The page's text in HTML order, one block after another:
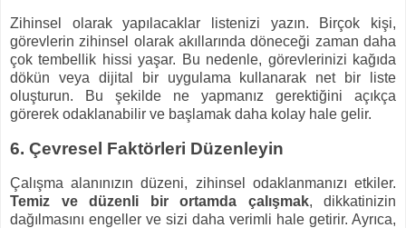
Zihinsel olarak yapılacaklar listenizi yazın. Birçok kişi,
görevlerin zihinsel olarak akıllarında döneceği zaman daha
çok tembellik hissi yaşar. Bu nedenle, görevlerinizi kağıda
dökün veya dijital bir uygulama kullanarak net bir liste
oluşturun. Bu şekilde ne yapmanız gerektiğini açıkça
görerek odaklanabilir ve başlamak daha kolay hale gelir.
6. Çevresel Faktörleri Düzenleyin
Çalışma alanınızın düzeni, zihinsel odaklanmanızı etkiler.
Temiz ve düzenli bir ortamda çalışmak, dikkatinizin
dağılmasını engeller ve sizi daha verimli hale getirir. Ayrıca,